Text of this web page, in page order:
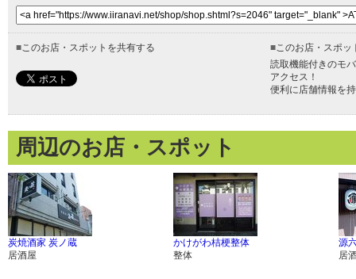
■このお店・スポットを共有する ■このお店・スポッ
読取機能付きのモ
アクセス！
便利に店舗情報を
周辺のお店・スポット
炭焼酒家 炭ノ蔵
居酒屋
かけがわ桔梗整体
整体
源
居